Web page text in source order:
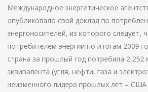
Международное энергетическое
опубликовало свой доклад по
энергоносителей, из которого следует,
потребителем энергии по итогам 2009
страна за прошлый год потребила 2,252
эквивалента (угля, нефти, газа и
неизменного лидера прошлых лет – США